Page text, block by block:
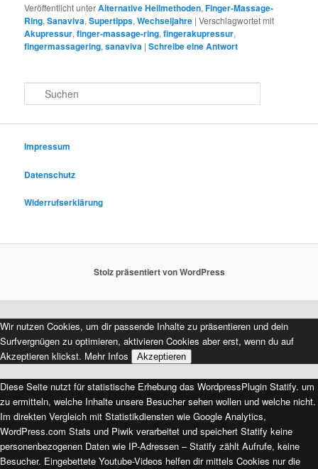
Veröffentlicht unterAlternative Heilmethoden,Finger-Massage-
Ring,Sanaviva,Supertipps,Wechseljahre |Verschlagwortet mit
Akupressur,finger-massage-ring,fingerakupressur,
fingermassagering,sanaviva |Schreibe eine Antwort
u
e
Impressum
Datenschutz
Widerrufserklärung
Stolz präsentiert von WordPress
Wir nutzen Cookies, um dir passende Inhalte zu präsentieren und dein
Surfvergnügen zu optimieren, aktivieren Cookies aber erst, wenn du auf
Akzeptieren klickst. Mehr Infos Akzeptieren
Diese Seite nutzt für statistische Erhebung das WordpressPlugin Statify. um
zu ermitteln, welche Inhalte unsere Besucher sehen wollen und welche nicht.
Im direkten Vergleich mit Statistikdiensten wie Google Analytics,
WordPress.com Stats und Piwik verarbeitet und speichert Statify keine
personenbezogenen Daten wie IP-Adressen – Statify zählt Aufrufe, keine
Besucher. Eingebettete Youtube-Videos helfen dir mittels Cookies nur die